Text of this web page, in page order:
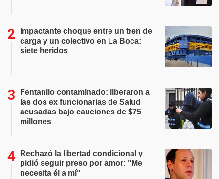
Impactante choque entre un tren de
carga y un colectivo en La Boca:
siete heridos
Fentanilo contaminado: liberaron a
las dos ex funcionarias de Salud
acusadas bajo cauciones de $75
millones
Rechazó la libertad condicional y
pidió seguir preso por amor: "Me
necesita él a mí"